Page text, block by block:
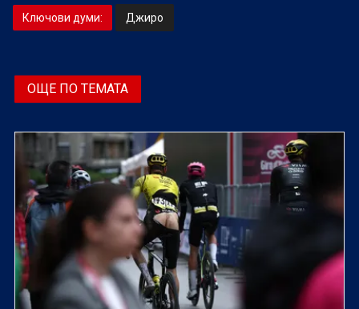
Ключови думи: Джиро
ОЩЕ ПО ТЕМАТА